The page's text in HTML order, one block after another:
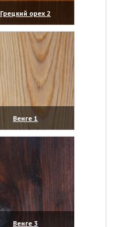
Грецкий орех 2
(увеличить)
Венге 1
(увеличить)
Венге 3